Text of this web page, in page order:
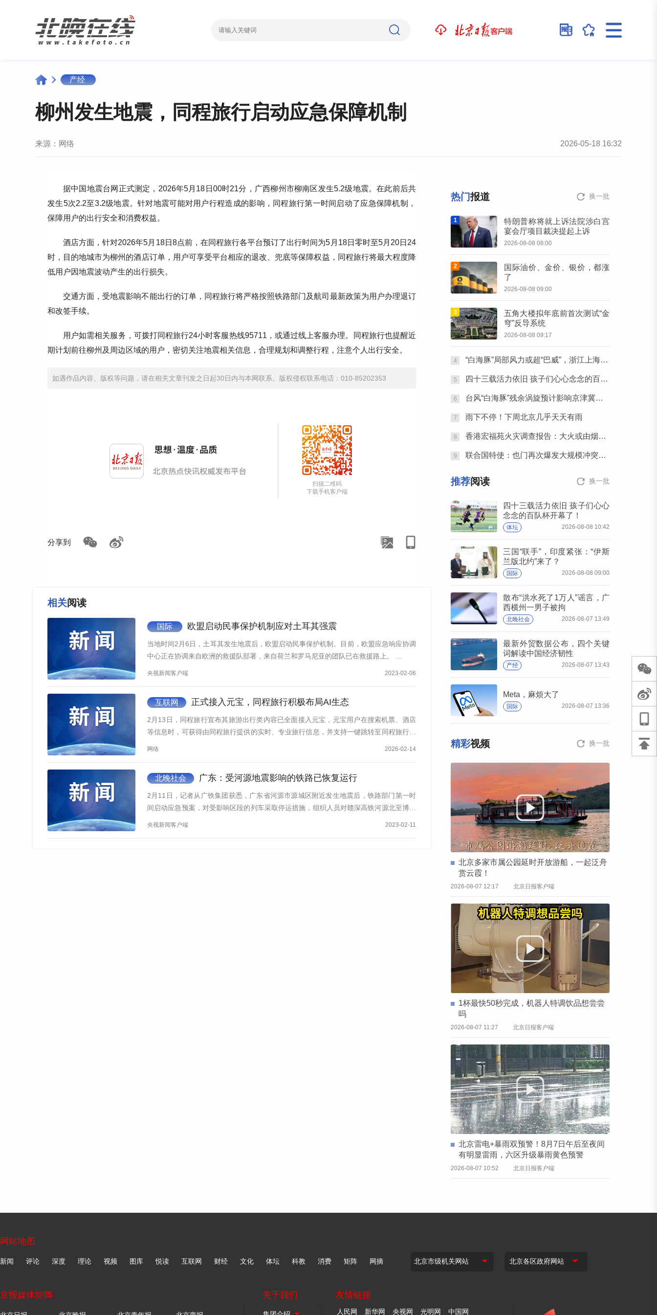
产经
柳州发生地震，同程旅行启动应急保障机制
来源： 网络 2026-05-18 16:32
据中国地震台网正式测定，2026年5月18日00时21分，广西柳州市柳南区发生5.2级地震。在此前后共
发生5次2.2至3.2级地震。针对地震可能对用户行程造成的影响，同程旅行第一时间启动了应急保障机制，
保障用户的出行安全和消费权益。
酒店方面，针对2026年5月18日8点前，在同程旅行各平台预订了出行时间为5月18日零时至5月20日24
时，目的地城市为柳州的酒店订单，用户可享受平台相应的退改、兜底等保障权益，同程旅行将最大程度降
低用户因地震波动产生的出行损失。
交通方面，受地震影响不能出行的订单，同程旅行将严格按照铁路部门及航司最新政策为用户办理退订
和改签手续。
用户如需相关服务，可拨打同程旅行24小时客服热线95711，或通过线上客服办理。同程旅行也提醒近
期计划前往柳州及周边区域的用户，密切关注地震相关信息，合理规划和调整行程，注意个人出行安全。
如遇作品内容、版权等问题，请在相关文章刊发之日起30日内与本网联系。版权侵权联系电话：010-85202353
扫描二维码
下载手机客户端
分享到
相关阅读
国际 欧盟启动民事保护机制应对土耳其强震
当地时间2月6日，土耳其发生地震后，欧盟启动民事保护机制。目前，欧盟应急响应协调
中心正在协调来自欧洲的救援队部署，来自荷兰和罗马尼亚的团队已在救援路上。 …
央视新闻客户端 2023-02-06
互联网 正式接入元宝，同程旅行积极布局AI生态
2月13日，同程旅行宣布其旅游出行类内容已全面接入元宝，元宝用户在搜索机票、酒店
等信息时，可获得由同程旅行提供的实时、专业旅行信息，并支持一键跳转至同程旅行微
网络 2026-02-14
北晚社会 广东：受河源地震影响的铁路已恢复运行
2月11日，记者从广铁集团获悉，广东省河源市源城区附近发生地震后，铁路部门第一时
间启动应急预案，对受影响区段的列车采取停运措施，组织人员对赣深高铁河源北至博罗
央视新闻客户端 2023-02-11
热门报道 换一批
1
特朗普称将就上诉法院涉白宫
宴会厅项目裁决提起上诉
2026-08-08 08:00
2
国际油价、金价、银价，都涨
了
2026-08-08 09:00
3
五角大楼拟年底前首次测试“金
穹”反导系统
2026-08-08 09:17
4 “白海豚”局部风力或超“巴威”，浙江上海处于台风危险半圆
5 四十三载活力依旧 孩子们心心念念的百队杯开幕了！
6 台风“白海豚”残余涡旋预计影响京津冀等地
7 雨下不停！下周北京几乎天天有雨
8 香港宏福苑火灾调查报告：大火或由烟头引起
9 联合国特使：也门再次爆发大规模冲突风险升至四年多来最高水平
推荐阅读 换一批
四十三载活力依旧 孩子们心心
念念的百队杯开幕了！
体坛 2026-08-08 10:42
三国“联手”，印度紧张：“伊斯
兰版北约”来了？
国际 2026-08-08 09:00
散布“洪水死了1万人”谣言，广
西横州一男子被拘
北晚社会 2026-08-07 13:49
最新外贸数据公布，四个关键
词解读中国经济韧性
产经 2026-08-07 13:43
Meta，麻烦大了
国际 2026-08-07 13:36
精彩视频 换一批
北京多家市属公园延时开放游船，一起泛舟
赏云霞！
2026-08-07 12:17 北京日报客户端
1杯最快50秒完成，机器人特调饮品想尝尝
吗
2026-08-07 11:27 北京日报客户端
北京雷电+暴雨双预警！8月7日午后至夜间
有明显雷雨，六区升级暴雨黄色预警
2026-08-07 10:52 北京日报客户端
网站地图
新闻 评论 深度 理论 视频 图库 悦读 互联网 财经 文化 体坛 科教 消费 矩阵 网摘
京报媒体矩阵 关于我们 友情链接
人民网 新华网 央视网 光明网 中国网